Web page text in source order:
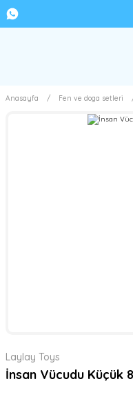
Anasayfa Fen ve doga setleri
Laylay Toys
İnsan Vücudu Küçük